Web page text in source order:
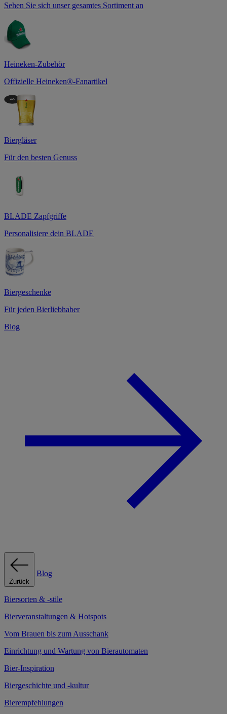
Sehen Sie sich unser gesamtes Sortiment an
Heineken-Zubehör
Offizielle Heineken®-Fanartikel
Biergläser
Für den besten Genuss
BLADE Zapfgriffe
Personalisiere dein BLADE
Biergeschenke
Für jeden Bierliebhaber
Blog
Zurück
Blog
Biersorten & -stile
Bierveranstaltungen & Hotspots
Vom Brauen bis zum Ausschank
Einrichtung und Wartung von Bierautomaten
Bier-Inspiration
Biergeschichte und -kultur
Bierempfehlungen